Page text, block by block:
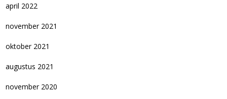
april 2022
november 2021
oktober 2021
augustus 2021
november 2020